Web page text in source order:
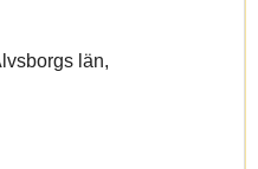
län,